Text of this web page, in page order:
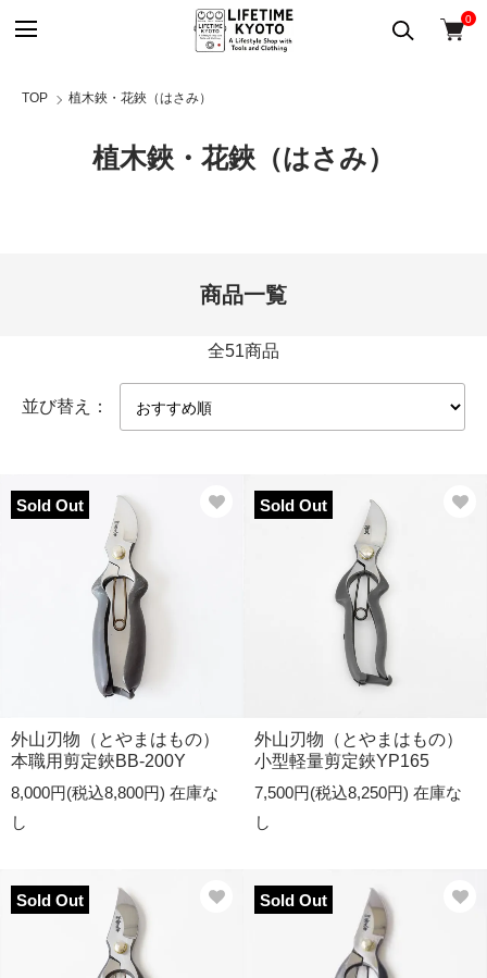
0
TOP 植木鋏・花鋏（はさみ）
植木鋏・花鋏（はさみ）
商品一覧
全51商品
並び替え：
Sold Out
外山刃物（とやまはもの）
本職用剪定鋏BB-200Y
8,000円(税込8,800円) 在庫な
し
Sold Out
外山刃物（とやまはもの）
小型軽量剪定鋏YP165
7,500円(税込8,250円) 在庫な
し
Sold Out Sold Out